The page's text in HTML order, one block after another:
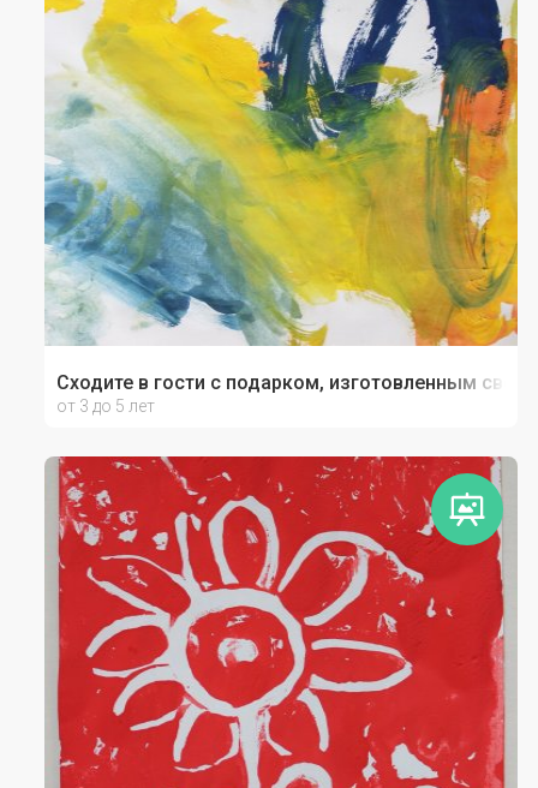
Сходите в гости с подарком, изготовленным
от 3 до 5 лет